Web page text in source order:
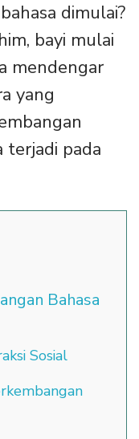
dimulai?
bayi mulai
mendengar
yang
terjadi pada
Bahasa
Sosial